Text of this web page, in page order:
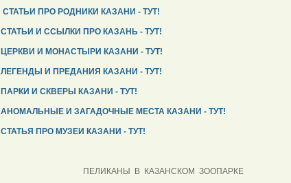
СТАТЬИ ПРО РОДНИКИ КАЗАНИ - ТУТ!
СТАТЬИ И ССЫЛКИ ПРО КАЗАНЬ - ТУТ!
ЦЕРКВИ И МОНАСТЫРИ КАЗАНИ - ТУТ!
ЛЕГЕНДЫ И ПРЕДАНИЯ КАЗАНИ - ТУТ!
ПАРКИ И СКВЕРЫ КАЗАНИ - ТУТ!
АНОМАЛЬНЫЕ И ЗАГАДОЧНЫЕ МЕСТА КАЗАНИ - ТУТ!
СТАТЬЯ ПРО МУЗЕИ КАЗАНИ - ТУТ!
ПЕЛИКАНЫ В КАЗАНСКОМ ЗООПАРКЕ